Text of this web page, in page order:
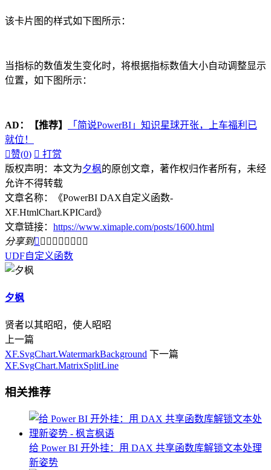
该卡片图的样式如下图所示：
当指标的数值发生变化时，将根据指标数值大小自动调整显示
位置，如下图所示：
AD： 【推荐】
「简说PowerBI」知识星球开张，上车福利已
就位！
赞(0)  打赏
版权声明：本文为夕枫的原创文章，著作权归作者所有，未经
允许不得转载
文章名称：《PowerBI DAX自定义函数-
XF.HtmlChart.KPICard》
文章链接： https://www.ximaple.com/posts/1600.html
分享到        
UDF自定义函数
夕枫
贤者以其昭昭，使人昭昭
上一篇
XF.SvgChart.WatermarkBackground 下一篇
XF.SvgChart.MatrixSplitLine
相关推荐
给 Power BI 开外挂：用 DAX 共享函数库解锁文本处理
新姿势